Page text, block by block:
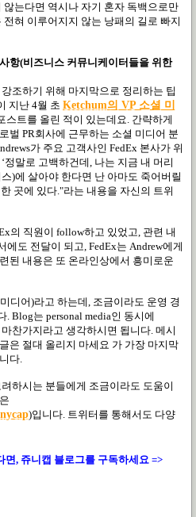
않는다면 역시나 자기 혼자 독백으로만
전혀 이루어지지 않는 낭패의 길로 빠지
항(비즈니스 커뮤니케이터들을 위한
조하기 위해 마지막으로 정리하는 팁
지난 4월 초 Ketchum의 VP 소셜 미
스트를 올린 적이 있는데요. 간략하게
벌 PR회사에 근무하는 소셜 미디어 분
가 주요 고객사인 FedEx 본사가 위
정말로 고백하건데, 나는 지금 내 머리
)에 살아야 한다면 난 아마도 죽어버릴
곳에 있다."라는 내용을 자신의 트위
의 직원이 follow하고 있었고, 관련 내
에도 전달이 되고, FedEx는 Andrew에게
된 내용은 또 온라인상에서 흥미로운
디어)라고 하는데, 조금이라도 운영 경
. Blog는 personal media인 동시에
찬가지라고 생각하시면 됩니다. 메시
은 절대 올리지 마세요 가 가장 마지막
다.
하시는 분들에게 조금이라도 도움이
)입니다. 트위터를 통해서도 다양
면, 쥬니캡 블로그를 구독하세요 =>